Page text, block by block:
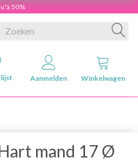
50%
Aanmelden Winkelwagen
mand 17 Ø